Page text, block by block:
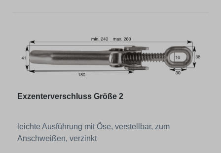
Exzenterverschluss Größe 2
leichte Ausführung mit Öse, verstellbar, zum
Anschweißen, verzinkt